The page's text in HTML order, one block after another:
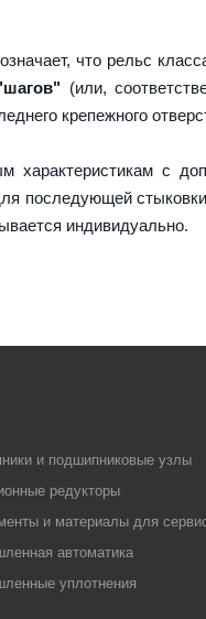
что рельс
(или,
крепежного
характеристикам с
последующей
индивидуально.
и подшипниковые узлы
редукторы
и материалы для
автоматика
уплотнения